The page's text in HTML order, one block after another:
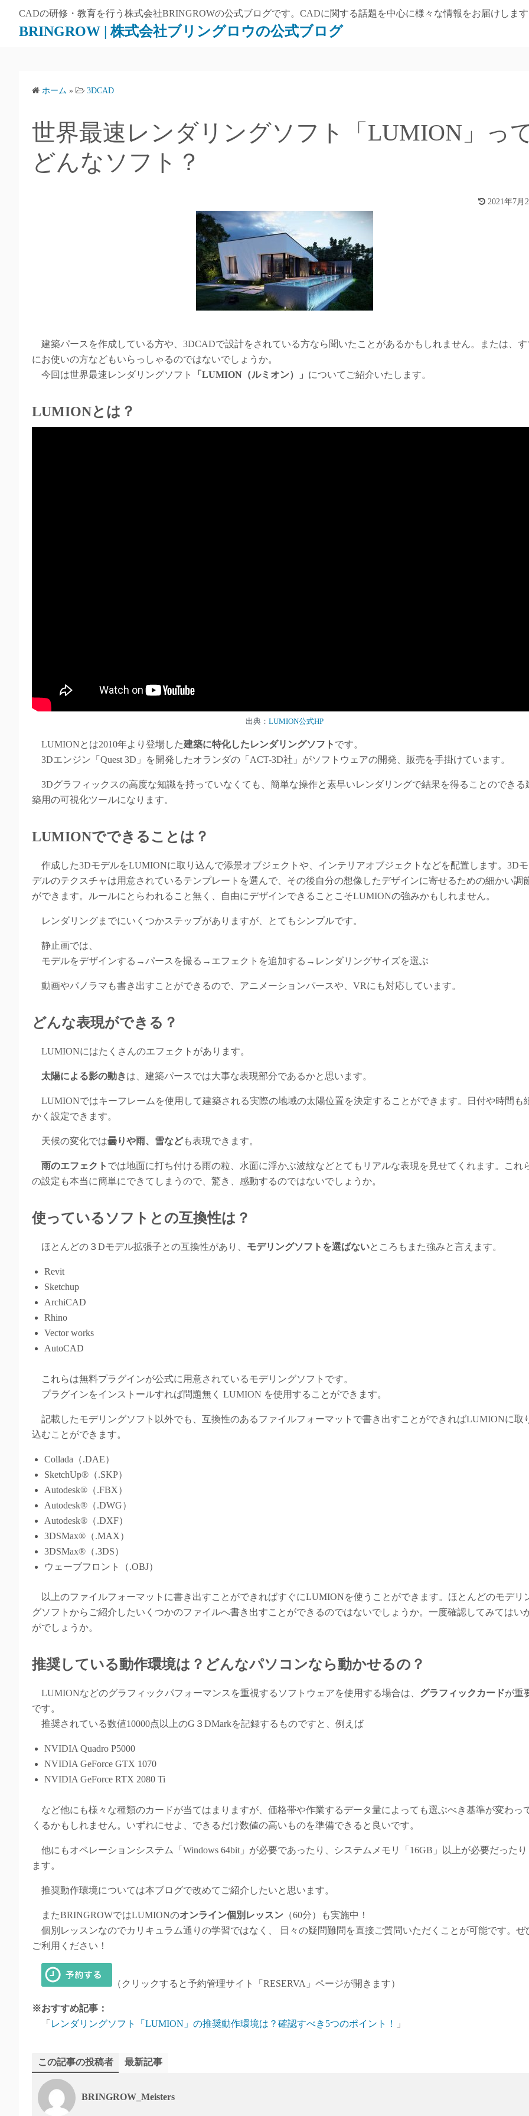
CADの研修・教育を行う株式会社BRINGROWの公式ブログです。CADに関する話題を中心に様々な情報をお届けしま
BRINGROW | 株式会社ブリングロウの公式ブログ
ホーム » 3DCAD
世界最速レンダリングソフト「LUMION」っ
どんなソフト？
2021年7月
建築パースを作成している方や、3DCADで設計をされている方なら聞いたことがあるかもしれません。または、す
にお使いの方などもいらっしゃるのではないでしょうか。
今回は世界最速レンダリングソフト
「LUMION（ルミオン）」 についてご紹介いたします。
LUMIONとは？
出典： LUMION公式HP
LUMIONとは2010年より登場した建築に特化したレンダリングソフト です。
3Dエンジン「Quest 3D」を開発したオランダの「ACT-3D社」がソフトウェアの開発、販売を手掛けています。
3Dグラフィックスの高度な知識を持っていなくても、簡単な操作と素早いレンダリングで結果を得ることのできる
築用の可視化ツールになります。
LUMIONでできることは？
作成した3DモデルをLUMIONに取り込んで添景オブジェクトや、インテリアオブジェクトなどを配置します。3Dモ
デルのテクスチャは用意されているテンプレートを選んで、その後自分の想像したデザインに寄せるための細かい調
ができます。ルールにとらわれること無く、自由にデザインできることこそLUMIONの強みかもしれません。
レンダリングまでにいくつかステップがありますが、とてもシンプルです。
静止画では、
モデルをデザインする→パースを撮る→エフェクトを追加する→レンダリングサイズを選ぶ
動画やパノラマも書き出すことができるので、アニメーションパースや、VRにも対応しています。
どんな表現ができる？
LUMIONにはたくさんのエフェクトがあります。
太陽による影の動きは、建築パースでは大事な表現部分であるかと思います。
LUMIONではキーフレームを使用して建築される実際の地域の太陽位置を決定することができます。日付や時間も
かく設定できます。
天候の変化では曇りや雨、雪なども表現できます。
雨のエフェクト では地面に打ち付ける雨の粒、水面に浮かぶ波紋などとてもリアルな表現を見せてくれます。これ
の設定も本当に簡単にできてしまうので、驚き、感動するのではないでしょうか。
使っているソフトとの互換性は？
ほとんどの３Dモデル拡張子との互換性があり、 モデリングソフトを選ばないところもまた強みと言えます。
Revit
Sketchup
ArchiCAD
Rhino
Vector works
AutoCAD
これらは無料プラグインが公式に用意されているモデリングソフトです。
プラグインをインストールすれば問題無く LUMION を使用することができます。
記載したモデリングソフト以外でも、互換性のあるファイルフォーマットで書き出すことができればLUMIONに取
込むことができます。
Collada（.DAE）
SketchUp®（.SKP）
Autodesk®（.FBX）
Autodesk®（.DWG）
Autodesk®（.DXF）
3DSMax®（.MAX）
3DSMax®（.3DS）
ウェーブフロント（.OBJ）
以上のファイルフォーマットに書き出すことができればすぐにLUMIONを使うことができます。ほとんどのモデリ
グソフトからご紹介したいくつかのファイルへ書き出すことができるのではないでしょうか。一度確認してみてはい
がでしょうか。
推奨している動作環境は？どんなパソコンなら動かせるの？
LUMIONなどのグラフィックパフォーマンスを重視するソフトウェアを使用する場合は、 グラフィックカードが重
です。
推奨されている数値10000点以上のG３DMarkを記録するものですと、例えば
NVIDIA Quadro P5000
NVIDIA GeForce GTX 1070
NVIDIA GeForce RTX 2080 Ti
など他にも様々な種類のカードが当てはまりますが、価格帯や作業するデータ量によっても選ぶべき基準が変わっ
くるかもしれません。いずれにせよ、できるだけ数値の高いものを準備できると良いです。
他にもオペレーションシステム「Windows 64bit」が必要であったり、システムメモリ「16GB」以上が必要だったり
ます。
推奨動作環境については本ブログで改めてご紹介したいと思います。
またBRINGROWではLUMIONのオンライン個別レッスン （60分）も実施中！
個別レッスンなのでカリキュラム通りの学習ではなく、 日々の疑問難問を直接ご質問いただくことが可能です。ぜ
ご利用ください！
（クリックすると予約管理サイト「RESERVA」ページが開きます）
※おすすめ記事：
「 レンダリングソフト「LUMION」の推奨動作環境は？確認すべき5つのポイント！ 」
この記事の投稿者 最新記事
BRINGROW_Meisters